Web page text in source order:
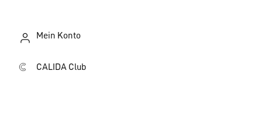
Mein Konto
CALIDA Club